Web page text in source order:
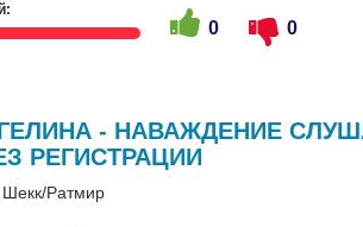
0 0
- НАВАЖДЕНИЕ
РЕГИСТРАЦИИ
Ратмир